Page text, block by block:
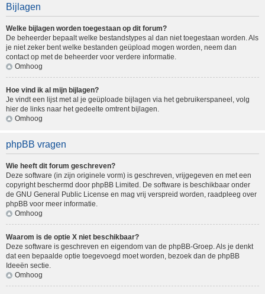
Bijlagen
Welke bijlagen worden toegestaan op dit forum?
De beheerder bepaalt welke bestandstypes al dan niet toegestaan worden. Als
je niet zeker bent welke bestanden geüpload mogen worden, neem dan
contact op met de beheerder voor verdere informatie.
Omhoog
Hoe vind ik al mijn bijlagen?
Je vindt een lijst met al je geüploade bijlagen via het gebruikerspaneel, volg
hier de links naar het gedeelte omtrent bijlagen.
Omhoog
phpBB vragen
Wie heeft dit forum geschreven?
Deze software (in zijn originele vorm) is geschreven, vrijgegeven en met een
copyright beschermd door phpBB Limited . De software is beschikbaar onder
de GNU General Public License en mag vrij verspreid worden, raadpleeg over
phpBB voor meer informatie.
Omhoog
Waarom is de optie X niet beschikbaar?
Deze software is geschreven en eigendom van de phpBB-Groep. Als je denkt
dat een bepaalde optie toegevoegd moet worden, bezoek dan de phpBB
Ideeën sectie.
Omhoog